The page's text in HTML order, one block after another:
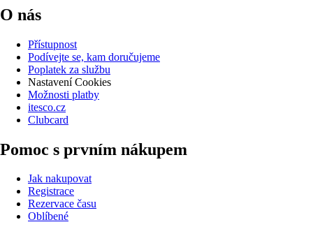
O nás
Přístupnost
Podívejte se, kam doručujeme
Poplatek za službu
Nastavení Cookies
Možnosti platby
itesco.cz
Clubcard
Pomoc s prvním nákupem
Jak nakupovat
Registrace
Rezervace času
Oblíbené